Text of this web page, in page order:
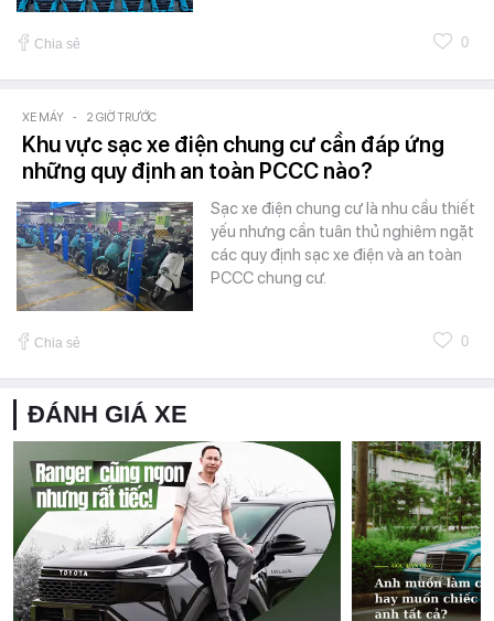
Chia sẻ 0
XE MÁY - 2 GIỜ TRƯỚC
Khu vực sạc xe điện chung cư cần đáp ứng
những quy định an toàn PCCC nào?
Sạc xe điện chung cư là nhu cầu thiết
yếu nhưng cần tuân thủ nghiêm ngặt
các quy định sạc xe điện và an toàn
PCCC chung cư.
Chia sẻ 0
ĐÁNH GIÁ XE